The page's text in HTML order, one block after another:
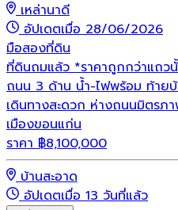
เหล่านาดี
อัปเดตเมื่อ 28/06/2026
มือสองที่ดิน
ที่ดินถมแล้ว *ราคาถูกกว่าแถว
ถนน 3 ด้าน น้ำ-ไฟพร้อม ท้าย
เดินทางสะดวก ห่างถนนมิตรภ
เมืองขอนแก่น
ราคา ฿8,100,000
บ้านสะอาด
อัปเดตเมื่อ 13 วันที่แล้ว